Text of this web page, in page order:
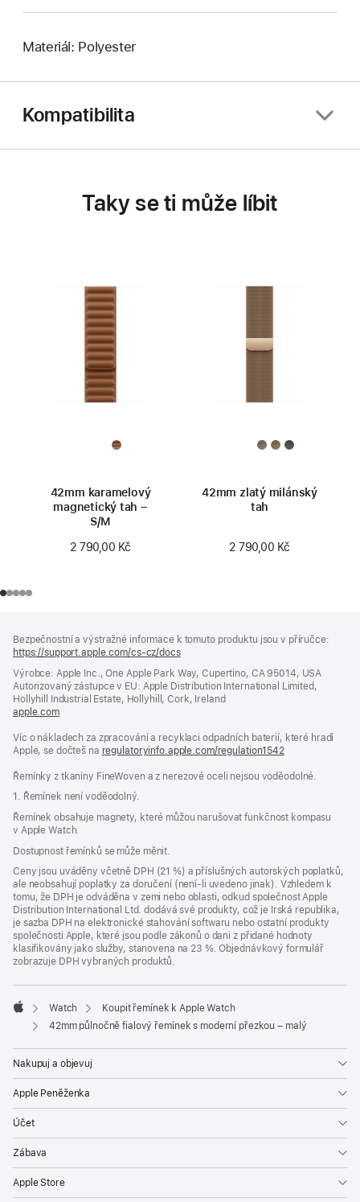
Materiál: Polyester
Kompatibilita
Taky se ti může líbit
42mm karamelový
magnetický tah –
S/M
2 790,00 Kč
42mm zlatý milánský
tah
2 790,00 Kč
Bezpečnostní a výstražné informace k tomuto produktu jsou v příručce:
https://support.apple.com/cs-cz/docs(otevře
v novém
okně)
Výrobce: Apple Inc., One Apple Park Way, Cupertino, CA 95014, USA
Autorizovaný zástupce v EU: Apple Distribution International Limited,
Hollyhill Industrial Estate, Hollyhill, Cork, Ireland
apple.com(otevře
v novém
okně)
Víc o nákladech za zpracování a recyklaci odpadních baterií, které hradí
Apple, se dočteš na regulatoryinfo.apple.com/regulation1542(otevře
v novém
Řemínky z tkaniny FineWoven a z nerezové oceli nejsou voděodolné.
1. Řemínek není voděodolný.
Řemínek obsahuje magnety, které můžou narušovat funkčnost kompasu
v Apple Watch.
Dostupnost řemínků se může měnit.
Ceny jsou uváděny včetně DPH (21 %) a příslušných autorských poplatků,
ale neobsahují poplatky za doručení (není-li uvedeno jinak). Vzhledem k
tomu, že DPH je odváděna v zemi nebo oblasti, odkud společnost Apple
Distribution International Ltd. dodává své produkty, což je Irská republika,
je sazba DPH na elektronické stahování softwaru nebo ostatní produkty
společnosti Apple, které jsou podle zákonů o dani z přidané hodnoty
klasifikovány jako služby, stanovena na 23 %. Objednávkový formulář
zobrazuje DPH vybraných produktů.
Apple
Watch
Koupit řemínek k Apple Watch
42mm půlnočně fialový řemínek s moderní přezkou – malý
Nakupuj a objevuj
Apple Peněženka
Účet
Zábava
Apple Store